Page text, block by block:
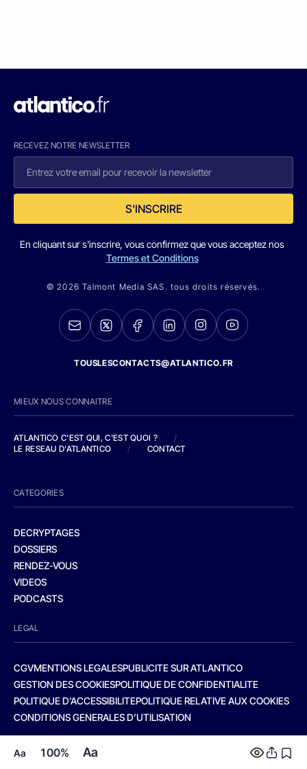
Aa 100% Aa
RECEVEZ NOTRE NEWSLETTER
S'INSCRIRE
En cliquant sur s'inscrire, vous confirmez que vous acceptez nos
Termes et Conditions
© 2026 Talmont Media SAS. tous droits réservés.
TOUSLESCONTACTS@ATLANTICO.FR
MIEUX NOUS CONNAITRE
ATLANTICO C'EST QUI, C'EST QUOI ?
/
LE RESEAU D'ATLANTICO
/ CONTACT
CATEGORIES
DECRYPTAGES
DOSSIERS
RENDEZ-VOUS
VIDEOS
PODCASTS
LEGAL
CGVMENTIONS LEGALESPUBLICITE SUR ATLANTICO
GESTION DES COOKIESPOLITIQUE DE CONFIDENTIALITE
POLITIQUE D’ACCESSIBILITEPOLITIQUE RELATIVE AUX COOKIES
CONDITIONS GENERALES D’UTILISATION